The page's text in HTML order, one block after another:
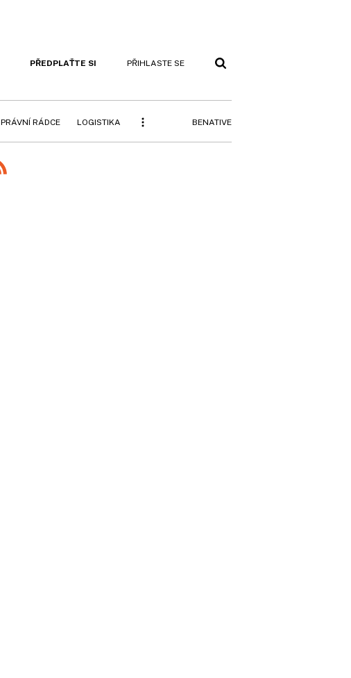
PŘEDPLAŤTE SI PŘIHLASTE SE
PRÁVNÍ RÁDCE LOGISTIKA BENATIVE